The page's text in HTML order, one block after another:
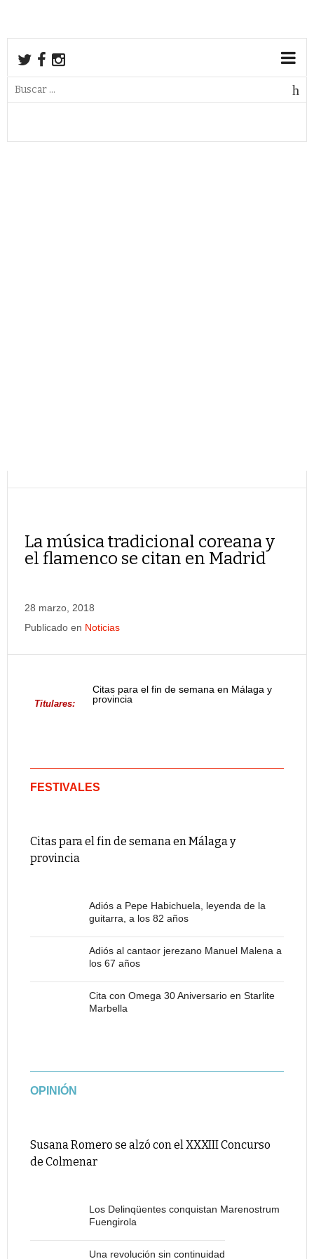
La música tradicional coreana y
el flamenco se citan en Madrid
28 marzo, 2018
Publicado en Noticias
Titulares:
Citas para el fin de semana en Málaga y
provincia
FESTIVALES
Citas para el fin de semana en Málaga y
provincia
Adiós a Pepe Habichuela, leyenda de la
guitarra, a los 82 años
Adiós al cantaor jerezano Manuel Malena a
los 67 años
Cita con Omega 30 Aniversario en Starlite
Marbella
OPINIÓN
Susana Romero se alzó con el XXXIII Concurso
de Colmenar
Los Delinqüentes conquistan Marenostrum
Fuengirola
Una revolución sin continuidad